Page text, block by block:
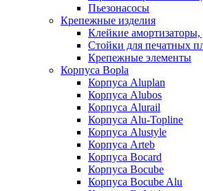
Пьезонасосы
Крепежные изделия
Клейкие
Стойки для печатных
Крепежные элементы
Корпуса Bopla
Корпуса Aluplan
Корпуса Alubos
Корпуса Alurail
Корпуса Alu-Topline
Корпуса Alustyle
Корпуса Arteb
Корпуса Bocard
Корпуса Bocube
Корпуса Bocube Alu